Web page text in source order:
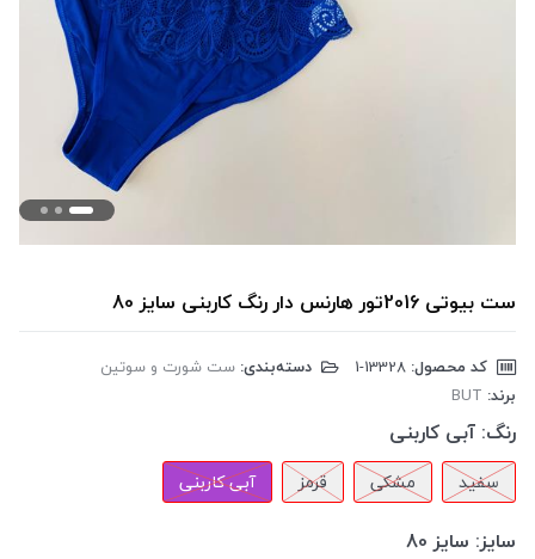
ست بیوتی 2016تور هارنس دار رنگ کاربنی سایز 80
کد محصول: دسته‌بندی: ست شورت و سوتین
برند: BUT
رنگ: آبی کاربنی
سفید مشکی قرمز آبی کاربنی
سایز: سایز 80